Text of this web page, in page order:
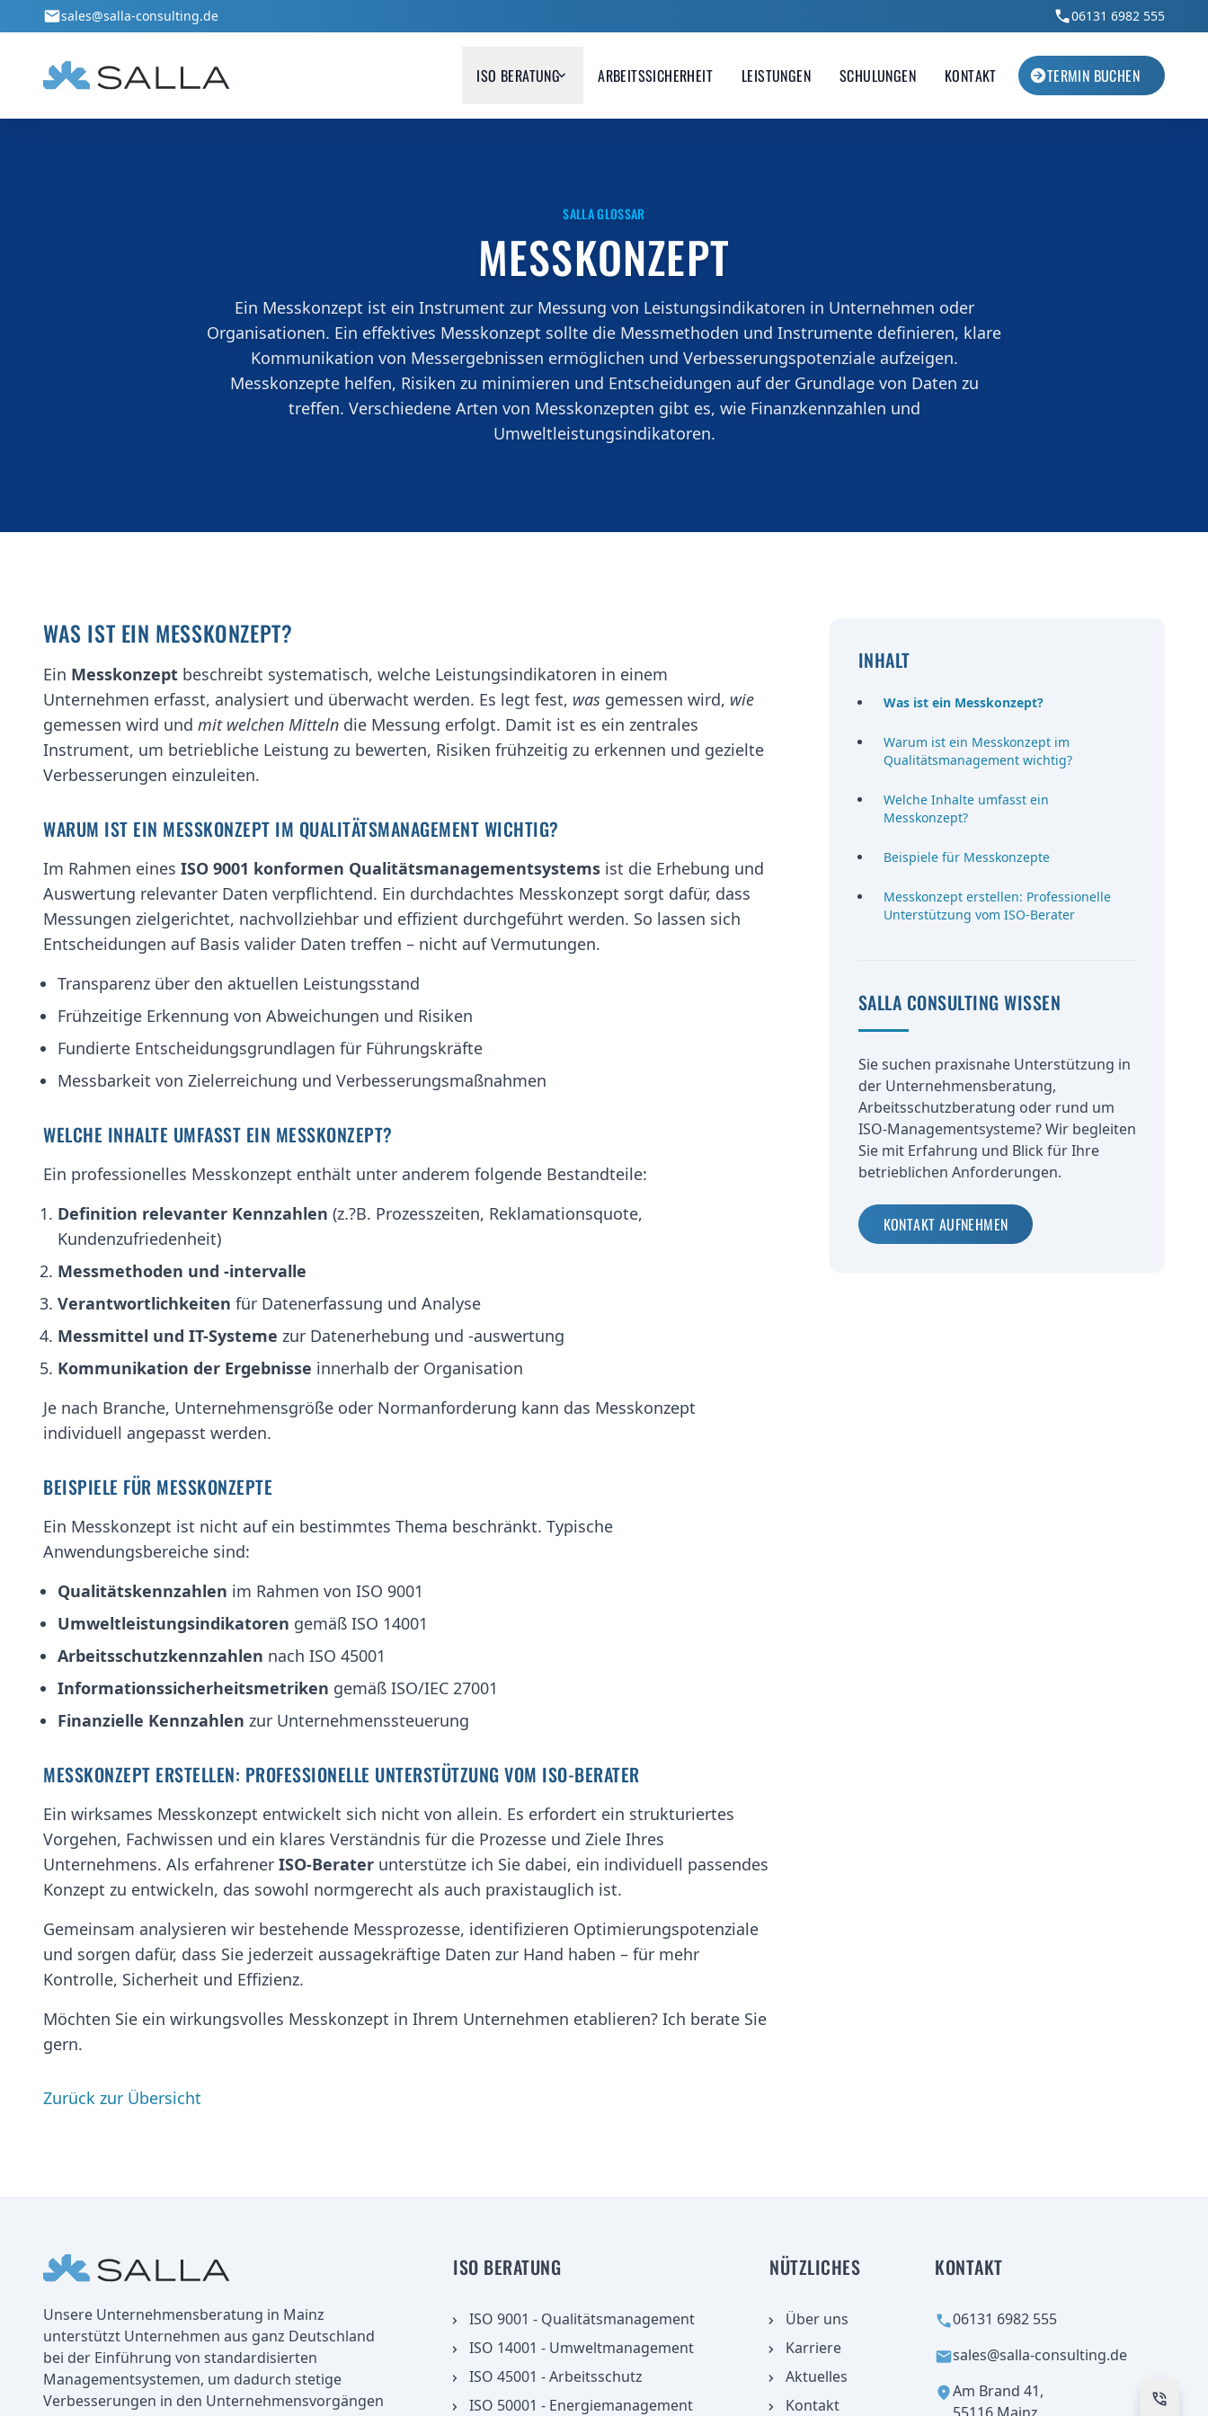
Zum Hauptinhalt springen
sales@salla-consulting.de 06131 6982 555
ISO BERATUNG ARBEITSSICHERHEIT LEISTUNGEN SCHULUNGEN KONTAKT TERMIN BUCHEN
SALLA GLOSSAR
MESSKONZEPT
Ein Messkonzept ist ein Instrument zur Messung von Leistungsindikatoren in Unternehmen oder
Organisationen. Ein effektives Messkonzept sollte die Messmethoden und Instrumente definieren, klare
Kommunikation von Messergebnissen ermöglichen und Verbesserungspotenziale aufzeigen.
Messkonzepte helfen, Risiken zu minimieren und Entscheidungen auf der Grundlage von Daten zu
treffen. Verschiedene Arten von Messkonzepten gibt es, wie Finanzkennzahlen und
Umweltleistungsindikatoren.
WAS IST EIN MESSKONZEPT?
Ein Messkonzept beschreibt systematisch, welche Leistungsindikatoren in einem
Unternehmen erfasst, analysiert und überwacht werden. Es legt fest, was gemessen wird, wie
gemessen wird und mit welchen Mitteln die Messung erfolgt. Damit ist es ein zentrales
Instrument, um betriebliche Leistung zu bewerten, Risiken frühzeitig zu erkennen und gezielte
Verbesserungen einzuleiten.
WARUM IST EIN MESSKONZEPT IM QUALITÄTSMANAGEMENT WICHTIG?
Im Rahmen eines ISO 9001 konformen Qualitätsmanagementsystems ist die Erhebung und
Auswertung relevanter Daten verpflichtend. Ein durchdachtes Messkonzept sorgt dafür, dass
Messungen zielgerichtet, nachvollziehbar und effizient durchgeführt werden. So lassen sich
Entscheidungen auf Basis valider Daten treffen – nicht auf Vermutungen.
Transparenz über den aktuellen Leistungsstand
Frühzeitige Erkennung von Abweichungen und Risiken
Fundierte Entscheidungsgrundlagen für Führungskräfte
Messbarkeit von Zielerreichung und Verbesserungsmaßnahmen
WELCHE INHALTE UMFASST EIN MESSKONZEPT?
Ein professionelles Messkonzept enthält unter anderem folgende Bestandteile:
Definition relevanter Kennzahlen (z.?B. Prozesszeiten, Reklamationsquote,
Kundenzufriedenheit)
Messmethoden und -intervalle
Verantwortlichkeiten für Datenerfassung und Analyse
Messmittel und IT-Systeme zur Datenerhebung und -auswertung
Kommunikation der Ergebnisse innerhalb der Organisation
Je nach Branche, Unternehmensgröße oder Normanforderung kann das Messkonzept
individuell angepasst werden.
BEISPIELE FÜR MESSKONZEPTE
Ein Messkonzept ist nicht auf ein bestimmtes Thema beschränkt. Typische
Anwendungsbereiche sind:
Qualitätskennzahlen im Rahmen von ISO 9001
Umweltleistungsindikatoren gemäß ISO 14001
Arbeitsschutzkennzahlen nach ISO 45001
Informationssicherheitsmetriken gemäß ISO/IEC 27001
Finanzielle Kennzahlen zur Unternehmenssteuerung
MESSKONZEPT ERSTELLEN: PROFESSIONELLE UNTERSTÜTZUNG VOM ISO-BERATER
Ein wirksames Messkonzept entwickelt sich nicht von allein. Es erfordert ein strukturiertes
Vorgehen, Fachwissen und ein klares Verständnis für die Prozesse und Ziele Ihres
Unternehmens. Als erfahrener ISO-Berater unterstütze ich Sie dabei, ein individuell passendes
Konzept zu entwickeln, das sowohl normgerecht als auch praxistauglich ist.
Gemeinsam analysieren wir bestehende Messprozesse, identifizieren Optimierungspotenziale
und sorgen dafür, dass Sie jederzeit aussagekräftige Daten zur Hand haben – für mehr
Kontrolle, Sicherheit und Effizienz.
Möchten Sie ein wirkungsvolles Messkonzept in Ihrem Unternehmen etablieren? Ich berate Sie
gern.
Zurück zur Übersicht
INHALT
Was ist ein Messkonzept?
Warum ist ein Messkonzept im
Qualitätsmanagement wichtig?
Welche Inhalte umfasst ein
Messkonzept?
Beispiele für Messkonzepte
Messkonzept erstellen: Professionelle
Unterstützung vom ISO-Berater
SALLA CONSULTING WISSEN
Sie suchen praxisnahe Unterstützung in
der Unternehmensberatung,
Arbeitsschutzberatung oder rund um
ISO-Managementsysteme? Wir begleiten
Sie mit Erfahrung und Blick für Ihre
betrieblichen Anforderungen.
KONTAKT AUFNEHMEN
Unternehmen
Unsere Unternehmensberatung in Mainz
unterstützt Unternehmen aus ganz Deutschland
bei der Einführung von standardisierten
Managementsystemen, um dadurch stetige
Verbesserungen in den Unternehmensvorgängen
ISO BERATUNG
ISO 9001 - Qualitätsmanagement
ISO 14001 - Umweltmanagement
ISO 45001 - Arbeitsschutz
ISO 50001 - Energiemanagement
NÜTZLICHES
Über uns
Karriere
Aktuelles
Kontaktaufnehmen
KONTAKT
06131 6982 555
sales@salla-consulting.de
Am Brand 41,